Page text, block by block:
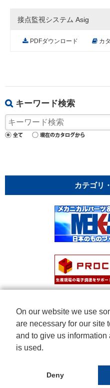
接点監視システム Asig
PDFダウンロード カ
キーワード検索
カテゴリ
On our website we use
are necessary for our site
and to give us information
is used.
Deny